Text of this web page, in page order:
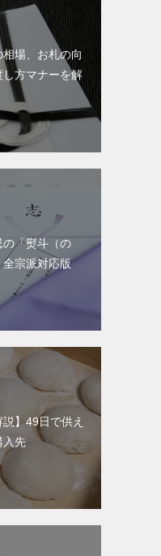
場、お札の向
方マナーを解
「熨斗（の
全宗派対応版
】49日で供え
入先